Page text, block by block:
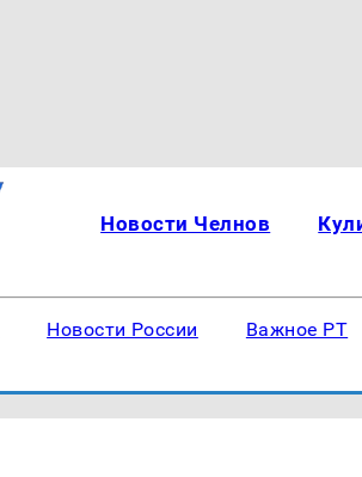
Новости Челнов
Новости России Важное РТ